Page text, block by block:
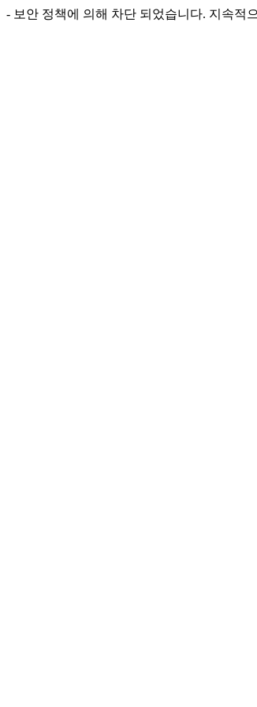
- 보안 정책에 의해 차단 되었습니다. 지속적